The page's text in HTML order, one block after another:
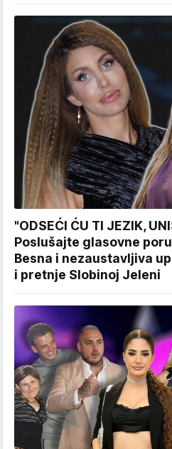
"ODSEĆI ĆU TI JEZIK,
Poslušajte glasovne
Besna i nezaustavljiva
i pretnje Slobinoj Jeleni